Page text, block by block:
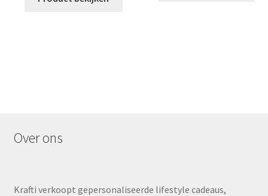
Over ons
Krafti verkoopt gepersonaliseerde lifestyle cadeaus,